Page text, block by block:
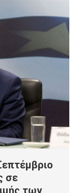
σε